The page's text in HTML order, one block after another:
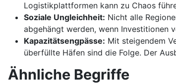
Logistikplattformen kann zu Chaos
Soziale Ungleichheit: Nicht alle
abgehängt werden, wenn Investitionen
Kapazitätsengpässe: Mit steigendem
überfüllte Häfen sind die Folge. Der
Ähnliche Begriffe